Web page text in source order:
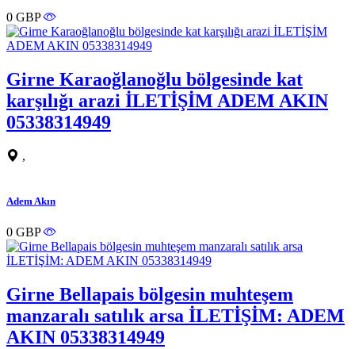
0 GBP
Girne Karaoğlanoğlu bölgesinde kat
karşılığı arazi İLETİŞİM ADEM AKIN
05338314949
,
Adem Akın
0 GBP
Girne Bellapais bölgesin muhteşem
manzaralı satılık arsa İLETİŞİM: ADEM
AKIN 05338314949